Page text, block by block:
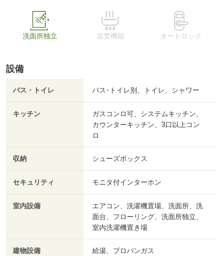
洗面所独立 追焚機能 オートロック
設備
バス・トイレ バス･トイレ別、トイレ、シャワー
キッチン
ガスコンロ可、システムキッチン、
カウンターキッチン、3口以上コン
ロ
収納 シューズボックス
セキュリティ モニタ付インターホン
室内設備
エアコン、洗濯機置場、洗面所、洗
面台、フローリング、洗面所独立、
室内洗濯機置き場
建物設備 給湯、プロパンガス